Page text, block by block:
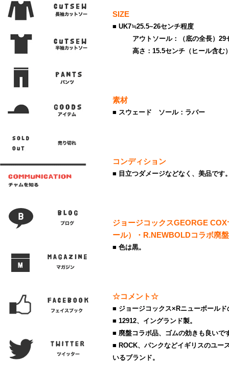
SIZE
■ UK7≒25.5~26センチ程度
アウトソール：（底の全長）29
高さ：15.5センチ（ヒール含む
素材
■ スウェード ソール：ラバー
コンディション
■ 目立つダメージなどなく、美品です
ジョージコックスGEORGE
ール）・R.NEWBOLDコラボ廃盤
■ 色は黒。
☆コメント☆
■ ジョージコックス×Rニューボール
■ 12912、イングランド製。
■ 廃盤コラボ品、ゴムの効きも良いで
■ ROCK、パンクなどイギリスのユー
いるブランド。